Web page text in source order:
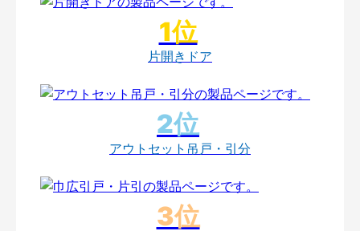
片開きドア
アウトセット吊戸・引分